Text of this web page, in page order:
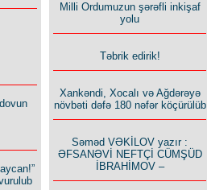
Milli Ordumuzun şərəfli inkişaf
yolu
Təbrik edirik!
Xankəndi, Xocalı və Ağdərəyə
növbəti dəfə 180 nəfər köçürülüb
Səməd VƏKİLOV yazır :
ƏFSANƏVİ NEFTÇİ CÜMŞÜD
İBRAHİMOV –